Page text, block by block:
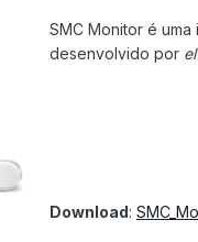
SMC Monitor é
desenvolvido por
Download: